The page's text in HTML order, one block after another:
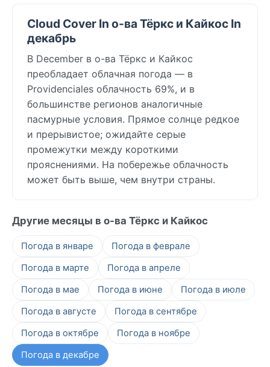
Cloud Cover In о-ва Тёркс и Кайкос In
декабрь
В December в о-ва Тёркс и Кайкос
преобладает облачная погода — в
Providenciales облачность 69%, и в
большинстве регионов аналогичные
пасмурные условия. Прямое солнце редкое
и прерывистое; ожидайте серые
промежутки между короткими
прояснениями. На побережье облачность
может быть выше, чем внутри страны.
Другие месяцы в о-ва Тёркс и Кайкос
Погода в январе
Погода в феврале
Погода в марте
Погода в апреле
Погода в мае
Погода в июне
Погода в июле
Погода в августе
Погода в сентябре
Погода в октябре
Погода в ноябре
Погода в декабре